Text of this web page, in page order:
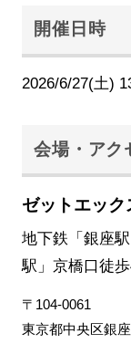
開催日時
2026/6/27(土)
会場・アク
ゼットエッ
地下鉄「銀座
駅」京橋口徒
〒104-0061
東京都中央区銀